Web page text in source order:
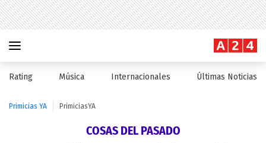
Rating Música Internacionales Últimas Noticias
Primicias YA PrimiciasYA
COSAS DEL PASADO